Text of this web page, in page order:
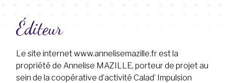
Éditeur
Le site internet www.annelisemazille.fr est la
propriété de Annelise MAZILLE, porteur de projet au
sein de la coopérative d’activité Calad’ Impulsion